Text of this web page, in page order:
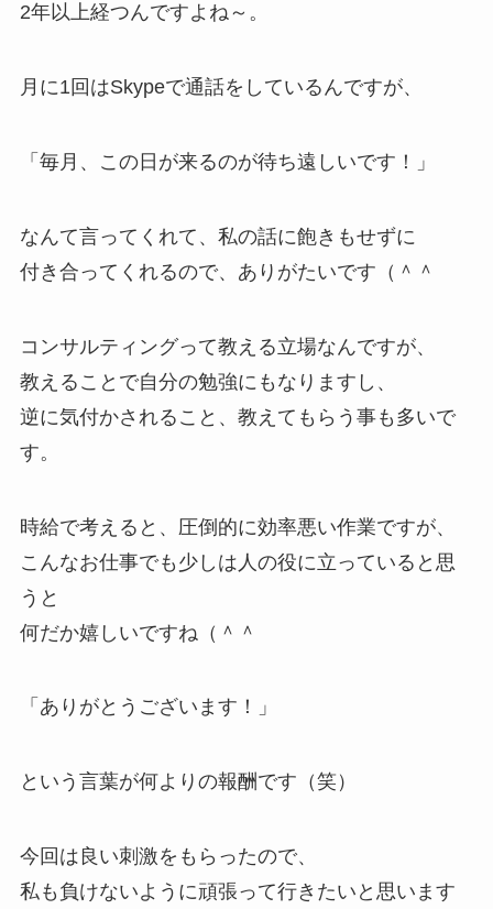
2年以上経つんですよね～。
月に1回はSkypeで通話をしているんですが、
「毎月、この日が来るのが待ち遠しいです！」
なんて言ってくれて、私の話に飽きもせずに
付き合ってくれるので、ありがたいです（＾＾
コンサルティングって教える立場なんですが、
教えることで自分の勉強にもなりますし、
逆に気付かされること、教えてもらう事も多いで
す。
時給で考えると、圧倒的に効率悪い作業ですが、
こんなお仕事でも少しは人の役に立っていると思
うと
何だか嬉しいですね（＾＾
「ありがとうございます！」
という言葉が何よりの報酬です（笑）
今回は良い刺激をもらったので、
私も負けないように頑張って行きたいと思います